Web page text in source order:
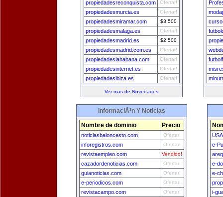
propiedadesreconquista.com Ofertar!
propiedadesmurcia.es Ofertar!
propiedadesmiramar.com $3,500
propiedadesmalaga.es Ofertar!
propiedadesmadrid.es $2,500
propiedadesmadrid.com.es Ofertar!
propiedadeslahabana.com Ofertar!
propiedadesinternet.es Ofertar!
propiedadesibiza.es Ofertar!
Ver mas de Novedades
InformaciÃ³n Y Noticias
Nombre de dominio Precio
noticiasbaloncesto.com Ofertar!
inforegistros.com Ofertar!
revistaempleo.com Vendido!
cazadordenoticias.com Ofertar!
guianoticias.com Ofertar!
e-periodicos.com Ofertar!
revistacampo.com Ofertar!
e-
e-
e-
i-